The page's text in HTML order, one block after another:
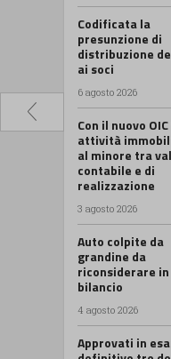
Codificata la
presunzione di
distribuzione
ai soci
6 agosto 2026
Con il nuovo OIC
attività
al minore tra
contabile e di
realizzazione
3 agosto 2026
Auto colpite da
grandine da
riconsiderare in
bilancio
4 agosto 2026
Approvati in